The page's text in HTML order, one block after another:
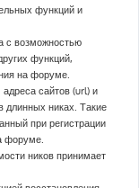
функций и
с возможностью
функций,
на форуме.
сайтов (url) и
никах. Такие
при регистрации
форуме.
ников принимает